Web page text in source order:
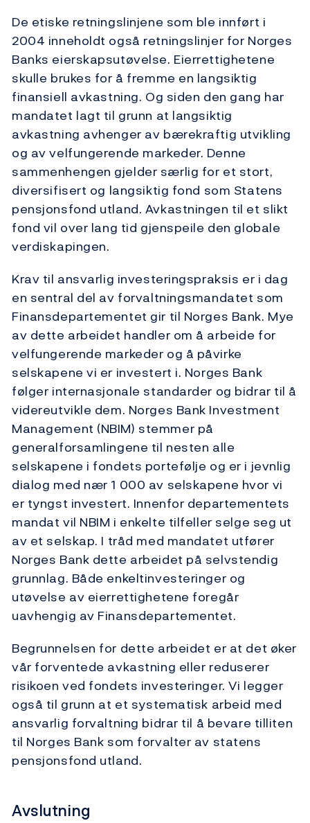
De etiske retningslinjene som ble innført i
2004 inneholdt også retningslinjer for Norges
Banks eierskapsutøvelse. Eierrettighetene
skulle brukes for å fremme en langsiktig
finansiell avkastning. Og siden den gang har
mandatet lagt til grunn at langsiktig
avkastning avhenger av bærekraftig utvikling
og av velfungerende markeder. Denne
sammenhengen gjelder særlig for et stort,
diversifisert og langsiktig fond som Statens
pensjonsfond utland. Avkastningen til et slikt
fond vil over lang tid gjenspeile den globale
verdiskapingen.
Krav til ansvarlig investeringspraksis er i dag
en sentral del av forvaltningsmandatet som
Finansdepartementet gir til Norges Bank. Mye
av dette arbeidet handler om å arbeide for
velfungerende markeder og å påvirke
selskapene vi er investert i. Norges Bank
følger internasjonale standarder og bidrar til å
videreutvikle dem. Norges Bank Investment
Management (NBIM) stemmer på
generalforsamlingene til nesten alle
selskapene i fondets portefølje og er i jevnlig
dialog med nær 1 000 av selskapene hvor vi
er tyngst investert. Innenfor departementets
mandat vil NBIM i enkelte tilfeller selge seg ut
av et selskap. I tråd med mandatet utfører
Norges Bank dette arbeidet på selvstendig
grunnlag. Både enkeltinvesteringer og
utøvelse av eierrettighetene foregår
uavhengig av Finansdepartementet.
Begrunnelsen for dette arbeidet er at det øker
vår forventede avkastning eller reduserer
risikoen ved fondets investeringer. Vi legger
også til grunn at et systematisk arbeid med
ansvarlig forvaltning bidrar til å bevare tilliten
til Norges Bank som forvalter av statens
pensjonsfond utland.
Avslutning